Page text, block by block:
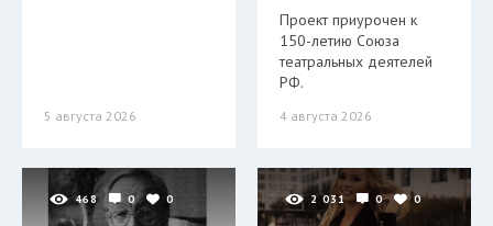
5 августа 2026
Проект приурочен к
150-летию Союза
театральных деятелей
РФ.
4 августа 2026
468 0 0 2 031 0 0